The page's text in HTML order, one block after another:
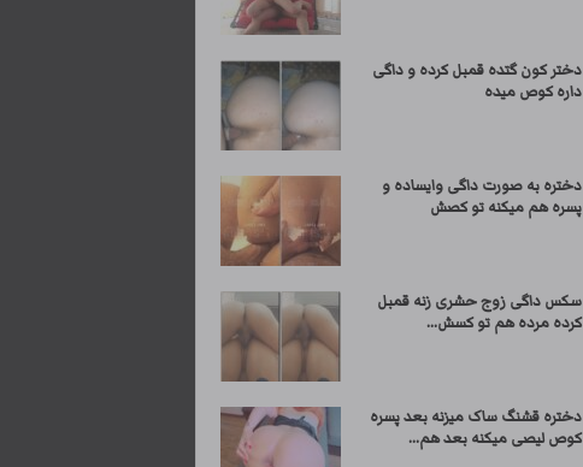
دختر کون گتده قمبل کرده و داگی
داره کوص میده
دختره به صورت داگی وایساده و
پسره هم میکنه تو کصش
سکس داگی زوج حشری زنه قمبل
کرده مرده هم تو کسش...
دختره قشنگ ساک میزنه بعد پسره
کوص لیصی میکنه بعد هم...